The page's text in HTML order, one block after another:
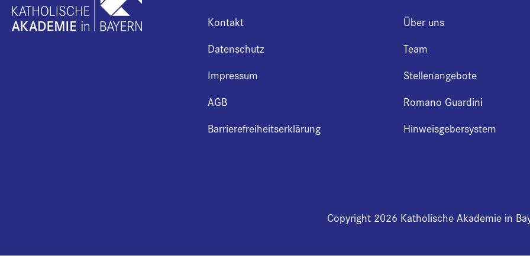
Kontakt
Datenschutz
Impressum
AGB
Barrierefreiheitserklärung
Über uns
Team
Stellenangebote
Romano Guardini
Hinweisgebersystem
Copyright 2026 Katholische Akademie in